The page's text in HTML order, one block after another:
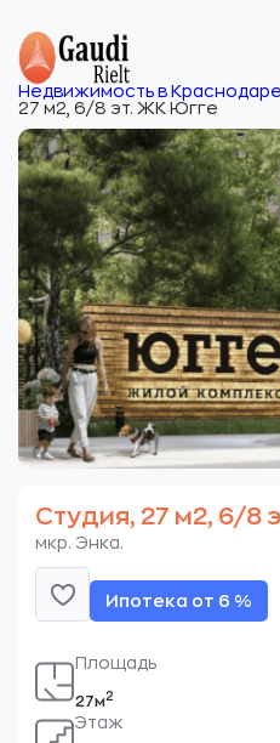
Недвижимость в Краснодаре
27 м2, 6/8 эт. ЖК Югге
Студия, 27 м2, 6/8
мкр. Энка.
Ипотека от 6 %
Площадь
27м2
Этаж